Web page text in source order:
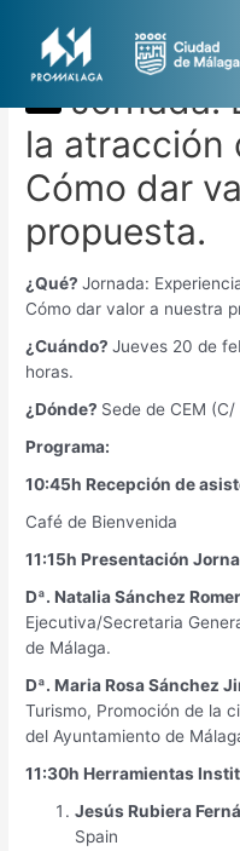
Jornada:
la atracción
Cómo dar
propuesta.
¿Qué?Jornada:
Cómo dar valor a nuestra
¿Cuándo?Jueves 20 de
horas.
¿Dónde? Sede de CEM
Programa:
10:45h Recepción de
Café de Bienvenida
11:15h Presentación
Dª. Natalia Sánchez
Ejecutiva/Secretaria
de Málaga.
Dª. Maria Rosa Sánchez
Turismo, Promoción de la
del Ayuntamiento de
11:30h Herramientas
Jesús Rubiera
Spain